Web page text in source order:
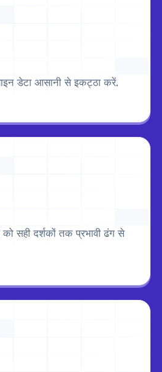
डेटा आसानी से इकट्ठा करें.
को सही दर्शकों तक प्रभावी ढंग से